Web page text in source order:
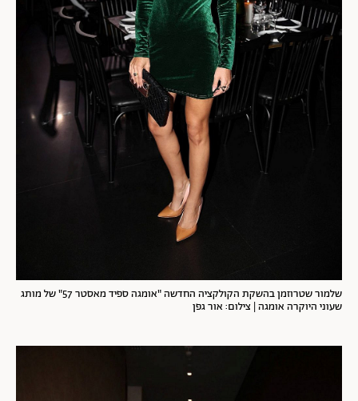
שלמור שטרוזמן בהשקת הקולקציה החדשה "אומגה ספיד מאסטר 57" של מותג
שעוני היוקרה אומגה | צילום: אור גפן